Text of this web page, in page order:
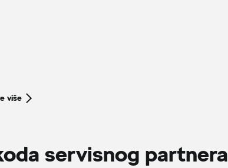
više
servisnog partnera